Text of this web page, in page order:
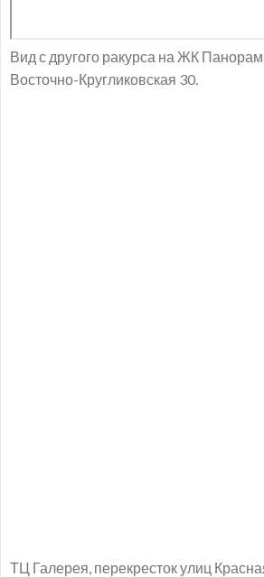
Вид с другого ракурса на ЖК
Восточно-Кругликовская 30.
ТЦ Галерея, перекресток улиц